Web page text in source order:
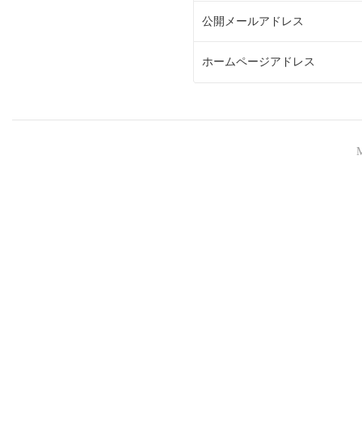
公開メールアドレス
ホームページアドレス